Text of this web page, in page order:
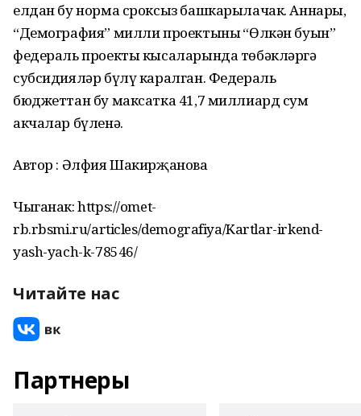
елдан бу норма сроксыз башкарылачак. Аннары,
“Демография” милли проектының “Өлкән буын”
федераль проекты кысаларында төбәкләргә
субсидияләр бүлү каралган. Федераль
бюджеттан бу максатка 41,7 миллиард сум
акчалар бүленә.
Автор : Әлфия Шакирҗанова
Чыганак: https://omet-
rb.rbsmi.ru/articles/demografiya/Kartlar-irkend-
yash-yach-k-78546/
Читайте нас
Партнеры